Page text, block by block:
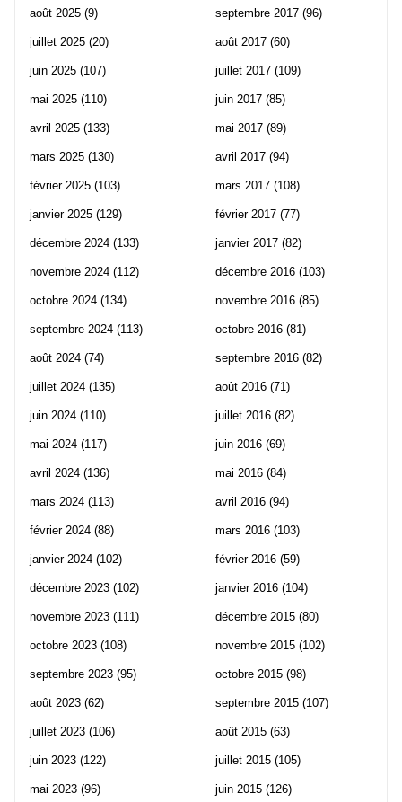
août 2025 (9)
juillet 2025 (20)
juin 2025 (107)
mai 2025 (110)
avril 2025 (133)
mars 2025 (130)
février 2025 (103)
janvier 2025 (129)
décembre 2024 (133)
novembre 2024 (112)
octobre 2024 (134)
septembre 2024 (113)
août 2024 (74)
juillet 2024 (135)
juin 2024 (110)
mai 2024 (117)
avril 2024 (136)
mars 2024 (113)
février 2024 (88)
janvier 2024 (102)
décembre 2023 (102)
novembre 2023 (111)
octobre 2023 (108)
septembre 2023 (95)
août 2023 (62)
juillet 2023 (106)
juin 2023 (122)
mai 2023 (96)
septembre 2017 (96)
août 2017 (60)
juillet 2017 (109)
juin 2017 (85)
mai 2017 (89)
avril 2017 (94)
mars 2017 (108)
février 2017 (77)
janvier 2017 (82)
décembre 2016 (103)
novembre 2016 (85)
octobre 2016 (81)
septembre 2016 (82)
août 2016 (71)
juillet 2016 (82)
juin 2016 (69)
mai 2016 (84)
avril 2016 (94)
mars 2016 (103)
février 2016 (59)
janvier 2016 (104)
décembre 2015 (80)
novembre 2015 (102)
octobre 2015 (98)
septembre 2015 (107)
août 2015 (63)
juillet 2015 (105)
juin 2015 (126)